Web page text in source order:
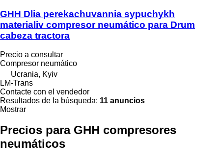
GHH Dlia perekachuvannia sypuchykh
materialiv compresor neumático para Drum
cabeza tractora
Precio a consultar
Compresor neumático
Ucrania, Kyiv
LM-Trans
Contacte con el vendedor
Resultados de la búsqueda: 11 anuncios
Mostrar
Precios para GHH compresores
neumáticos